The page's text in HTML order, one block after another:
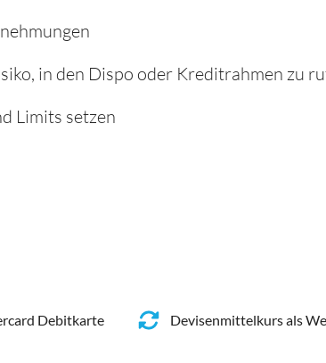
in den Dispo oder Kreditrahmen zu
Limits setzen
Debitkarte Devisenmittelkurs als